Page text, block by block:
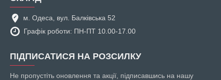
м. Одеса, вул. Балківська 52
Графік роботи: ПН-ПТ 10.00-17.00
ПІДПИСАТИСЯ НА РОЗСИЛКУ
Не пропустіть оновлення та акції, підписавшись на нашу